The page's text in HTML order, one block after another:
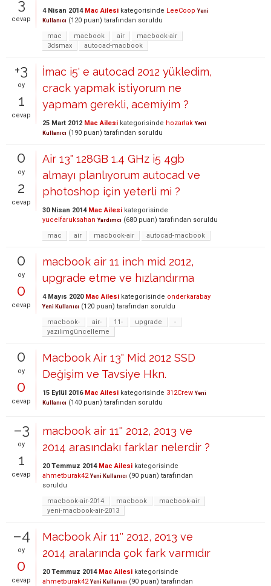
3
cevap
4 Nisan 2014 Mac Ailesi kategorisinde LeeCoop Yeni
Kullanıcı (120 puan) tarafından soruldu
mac
macbook air
macbook-air
3dsmax
autocad-macbook
+3
oy
1
cevap
İmac i5' e autocad 2012 yükledim,
crack yapmak istiyorum ne
yapmam gerekli, acemiyim ?
25 Mart 2012 Mac Ailesi kategorisinde hozarlak Yeni
Kullanıcı (190 puan) tarafından soruldu
0
oy
2
cevap
Air 13" 128GB 1.4 GHz i5 4gb
almayı planlıyorum autocad ve
photoshop için yeterli mi ?
30 Nisan 2014 Mac Ailesi kategorisinde
yucelfaruksahan Yardımcı (680 puan) tarafından soruldu
mac
air macbook-air autocad-macbook
0
oy
0
cevap
macbook air 11 inch mid 2012,
upgrade etme ve hızlandırma
4 Mayıs 2020 Mac Ailesi kategorisinde onderkarabay
Yeni Kullanıcı (120 puan) tarafından soruldu
macbook-
air- 11- upgrade
-
yazılımgüncelleme
0
oy
0
cevap
Macbook Air 13" Mid 2012 SSD
Değişim ve Tavsiye Hkn.
15 Eylül 2016 Mac Ailesi kategorisinde 312Crew Yeni
Kullanıcı (140 puan) tarafından soruldu
–3
oy
1
cevap
macbook air 11'' 2012, 2013 ve
2014 arasındakı farklar nelerdir ?
20 Temmuz 2014 Mac Ailesi kategorisinde
ahmetburak42 Yeni Kullanıcı (90 puan) tarafından
soruldu
macbook-air-2014
macbook
macbook-air
yeni-macbook-air-2013
–4
oy
0
cevap
Macbook Air 11'' 2012, 2013 ve
2014 aralarında çok fark varmıdır
20 Temmuz 2014 Mac Ailesi kategorisinde
ahmetburak42 Yeni Kullanıcı (90 puan) tarafından